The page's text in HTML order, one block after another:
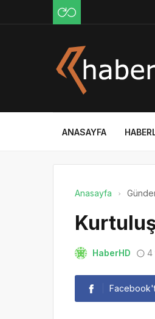
ANASAYFA
Anasayfa
HaberHD 4